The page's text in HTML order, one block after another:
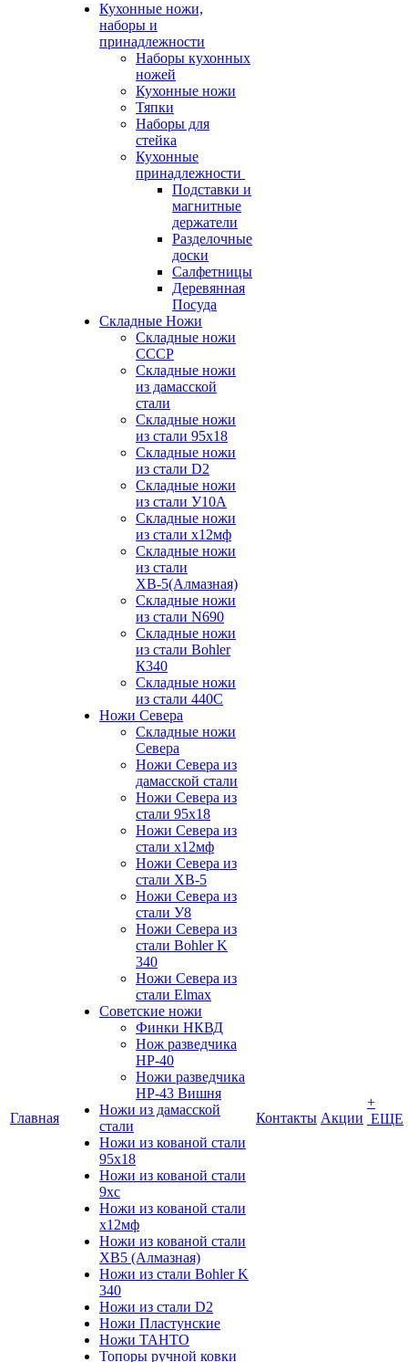
Главная
Кухонные ножи,
наборы и
принадлежности
Наборы кухонных
ножей
Кухонные ножи
Тяпки
Наборы для
стейка
Кухонные
принадлежности
Подставки и
магнитные
держатели
Разделочные
доски
Салфетницы
Деревянная
Посуда
Складные Ножи
Cкладные ножи
СССР
Складные ножи
из дамасской
стали
Складные ножи
из стали 95х18
Складные ножи
из стали D2
Складные ножи
из стали У10А
Складные ножи
из стали х12мф
Складные ножи
из стали
ХВ-5(Алмазная)
Складные ножи
из стали N690
Складные ножи
из стали Bohler
К340
Складные ножи
из стали 440С
Ножи Севера
Складные ножи
Севера
Ножи Севера из
дамасской стали
Ножи Севера из
стали 95х18
Ножи Севера из
стали х12мф
Ножи Севера из
стали ХВ-5
Ножи Севера из
стали У8
Ножи Севера из
стали Bohler K
340
Ножи Севера из
стали Elmax
Советские ножи
Финки НКВД
Нож разведчика
НР-40
Ножи разведчика
НР-43 Вишня
Ножи из дамасской
стали
Ножи из кованой стали
95х18
Ножи из кованой стали
9хс
Ножи из кованой стали
х12мф
Ножи из кованой стали
ХВ5 (Алмазная)
Ножи из стали Bohler K
340
Ножи из стали D2
Ножи Пластунские
Ножи ТАНТО
Топоры ручной ковки
Контакты Акции
+
ЕЩЕ